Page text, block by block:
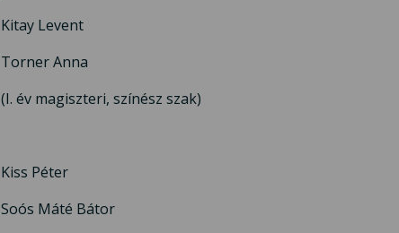
Kitay Levent
Torner Anna
(I. év magiszteri, színész szak)
Kiss Péter
Soós Máté Bátor